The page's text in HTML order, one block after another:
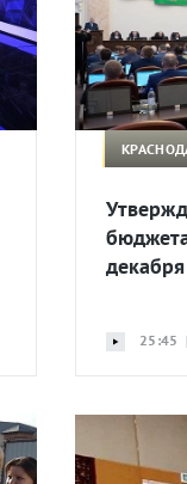
декабря
25:45